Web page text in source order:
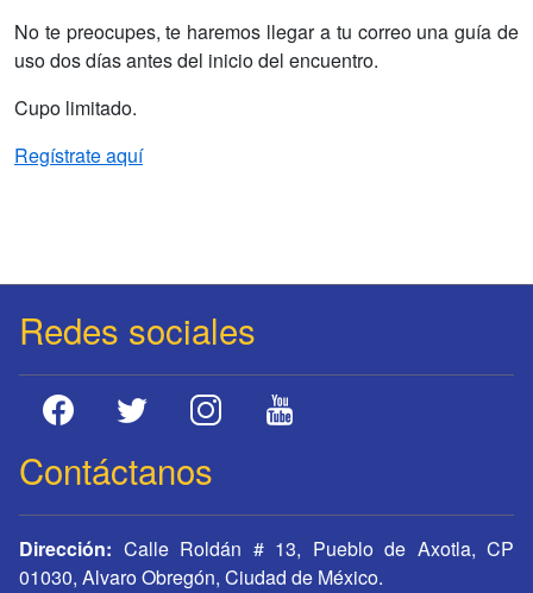
No te preocupes, te haremos llegar a tu correo una guía de
uso dos días antes del inicio del encuentro.
Cupo limitado.
Regístrate aquí
Redes sociales
Contáctanos
Dirección: Calle Roldán # 13, Pueblo de Axotla, CP
01030, Alvaro Obregón, Ciudad de México.